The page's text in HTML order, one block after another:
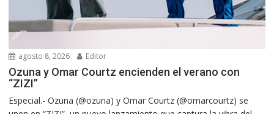
agosto 8, 2026 Editor
Ozuna y Omar Courtz encienden el verano con
“ZIZI”
Especial.- Ozuna (@ozuna) y Omar Courtz (@omarcourtz) se